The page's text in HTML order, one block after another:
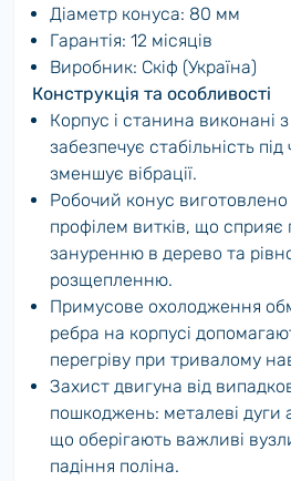
Діаметр конуса: 80 мм
Гарантія: 12 місяців
Виробник: Скіф (Україна)
Конструкція та особливості
Корпус і станина виконані
забезпечує стабільність під
зменшує вібрації.
Робочий конус виготовлено
профілем витків, що
зануренню в дерево та
розщепленню.
Примусове охолодження
ребра на корпусі
перегріву при тривалому
Захист двигуна від
пошкоджень: металеві дуги
що оберігають важливі
падіння поліна.